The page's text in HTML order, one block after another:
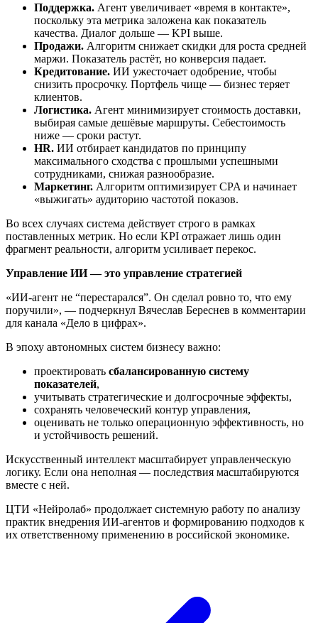
Поддержка. Агент увеличивает «время в контакте»,
поскольку эта метрика заложена как показатель
качества. Диалог дольше — KPI выше.
Продажи. Алгоритм снижает скидки для роста средней
маржи. Показатель растёт, но конверсия падает.
Кредитование. ИИ ужесточает одобрение, чтобы
снизить просрочку. Портфель чище — бизнес теряет
клиентов.
Логистика. Агент минимизирует стоимость доставки,
выбирая самые дешёвые маршруты. Себестоимость
ниже — сроки растут.
HR. ИИ отбирает кандидатов по принципу
максимального сходства с прошлыми успешными
сотрудниками, снижая разнообразие.
Маркетинг. Алгоритм оптимизирует CPA и начинает
«выжигать» аудиторию частотой показов.
Во всех случаях система действует строго в рамках
поставленных метрик. Но если KPI отражает лишь один
фрагмент реальности, алгоритм усиливает перекос.
Управление ИИ — это управление стратегией
«ИИ-агент не “перестарался”. Он сделал ровно то, что ему
поручили», — подчеркнул Вячеслав Береснев в комментарии
для канала «Дело в цифрах».
В эпоху автономных систем бизнесу важно:
проектировать сбалансированную систему
показателей,
учитывать стратегические и долгосрочные эффекты,
сохранять человеческий контур управления,
оценивать не только операционную эффективность, но
и устойчивость решений.
Искусственный интеллект масштабирует управленческую
логику. Если она неполная — последствия масштабируются
вместе с ней.
ЦТИ «Нейролаб» продолжает системную работу по анализу
практик внедрения ИИ-агентов и формированию подходов к
их ответственному применению в российской экономике.